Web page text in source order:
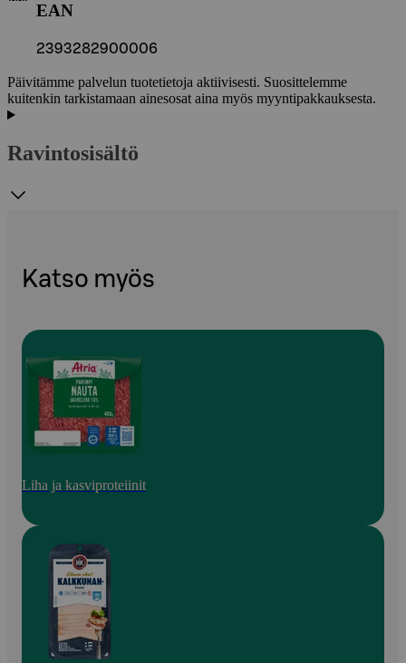
EAN
2393282900006
Päivitämme palvelun tuotetietoja aktiivisesti. Suosittelemme
kuitenkin tarkistamaan ainesosat aina myös myyntipakkauksesta.
Ravintosisältö
Katso myös
Liha ja kasviproteiinit